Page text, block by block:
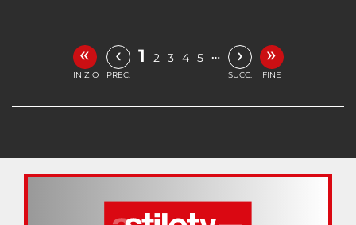
«
INIZIO
‹
PREC.
1 2 3 4 5 … ›
SUCC.
»
FINE